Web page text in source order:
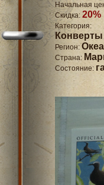
Начальная
Скидка: 20%
Конверты
Регион:
Страна:
Состояние: